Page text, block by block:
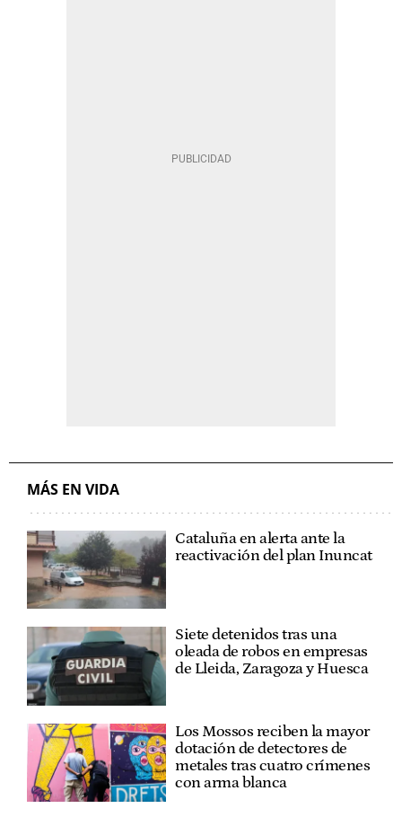
MÁS EN VIDA
Cataluña en alerta ante la
reactivación del plan Inuncat
Siete detenidos tras una
oleada de robos en empresas
de Lleida, Zaragoza y Huesca
Los Mossos reciben la mayor
dotación de detectores de
metales tras cuatro crímenes
con arma blanca